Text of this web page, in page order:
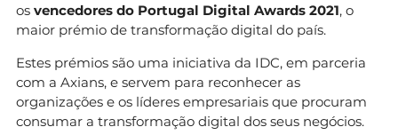
os vencedores do Portugal Digital Awards 2021, o
maior prémio de transformação digital do país.
Estes prémios são uma iniciativa da IDC, em parceria
com a Axians, e servem para reconhecer as
organizações e os líderes empresariais que procuram
consumar a transformação digital dos seus negócios.